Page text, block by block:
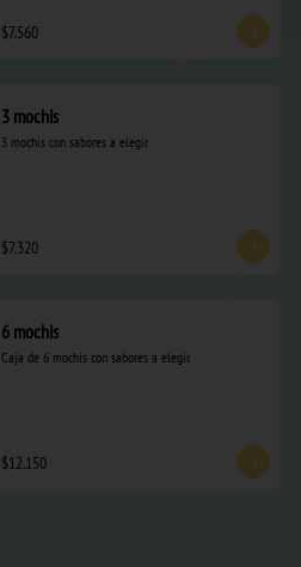
$7.560
3 mochis
3 mochis con sabores a elegir.
$7.320
6 mochis
Caja de 6 mochis con sabores a elegir.
$12.150